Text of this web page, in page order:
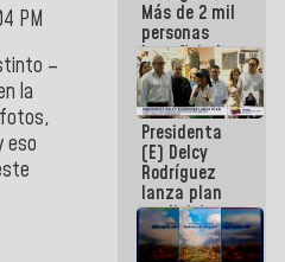
PM
–
la
eso
Más de 2 mil
personas
beneficiadas
con planes
para
atención de
emergencia
sísmica en
la última
semana
Presidenta
(E) Delcy
Rodríguez
lanza plan
crediticio
con subsidio
a Juntas de